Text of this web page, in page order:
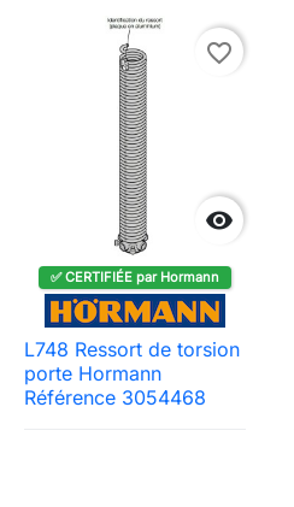

favorite_border
✅ CERTIFIÉE par Hormann
L748 Ressort de torsion
porte Hormann
Référence 3054468